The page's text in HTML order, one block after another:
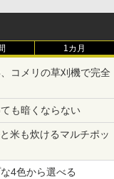
1カ月
コメリの草刈機で完全
も暗くならない
米も炊けるマルチポッ
4色から選べる